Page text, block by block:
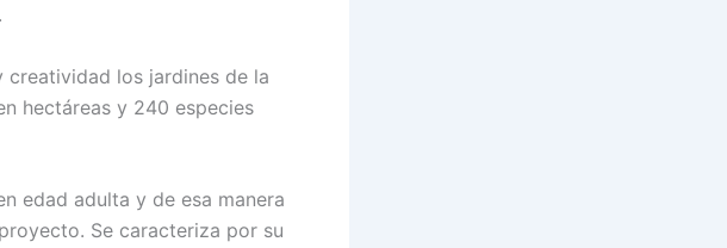
los jardines de la
hectáreas y 240 especies
edad adulta y de esa manera
Se caracteriza por su